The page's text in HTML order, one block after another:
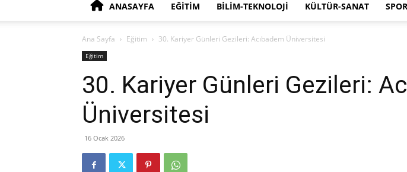
ANASAYFA EĞITIM BILIM-TEKNOLOJI KÜLTÜR-SANAT SPOR
Ana Sayfa Eğitim 30. Kariyer Günleri Gezileri: Acıbadem Üniversitesi
Eğitim
30. Kariyer Günleri Gezileri:
Üniversitesi
16 Ocak 2026